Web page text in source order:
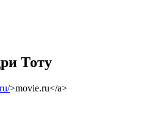
Тоту
>movie.ru</a>